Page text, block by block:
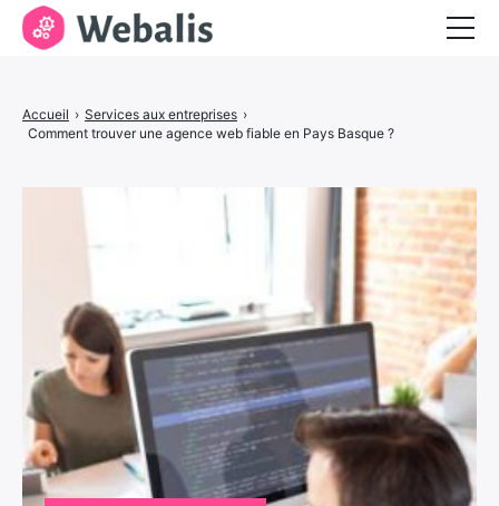
Accueil › Services aux entreprises ›
Comment trouver une agence web fiable en Pays Basque ?
Services aux entreprises